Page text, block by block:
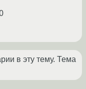
в эту тему. Тема